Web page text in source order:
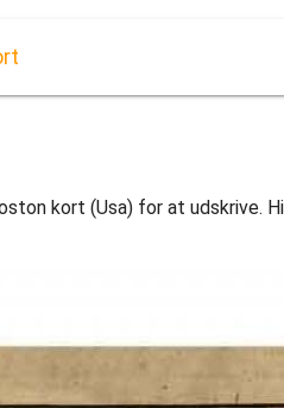
kort (Usa) for at udskrive.